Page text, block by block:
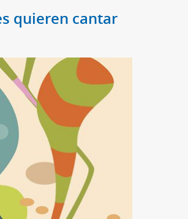
quieren cantar